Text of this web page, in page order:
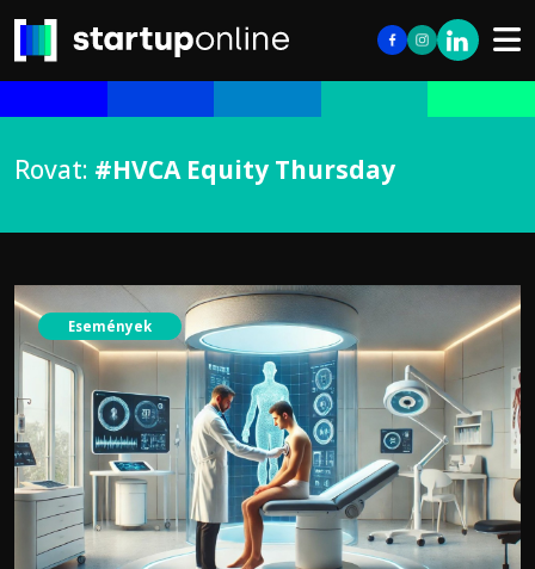
Rovat: #HVCA Equity Thursday
Események